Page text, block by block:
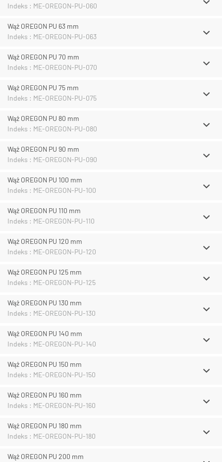
Indeks : ME-OREGON-PU-060
Wąż OREGON PU 63 mm
Indeks : ME-OREGON-PU-063
Wąż OREGON PU 70 mm
Indeks : ME-OREGON-PU-070
Wąż OREGON PU 75 mm
Indeks : ME-OREGON-PU-075
Wąż OREGON PU 80 mm
Indeks : ME-OREGON-PU-080
Wąż OREGON PU 90 mm
Indeks : ME-OREGON-PU-090
Wąż OREGON PU 100 mm
Indeks : ME-OREGON-PU-100
Wąż OREGON PU 110 mm
Indeks : ME-OREGON-PU-110
Wąż OREGON PU 120 mm
Indeks : ME-OREGON-PU-120
Wąż OREGON PU 125 mm
Indeks : ME-OREGON-PU-125
Wąż OREGON PU 130 mm
Indeks : ME-OREGON-PU-130
Wąż OREGON PU 140 mm
Indeks : ME-OREGON-PU-140
Wąż OREGON PU 150 mm
Indeks : ME-OREGON-PU-150
Wąż OREGON PU 160 mm
Indeks : ME-OREGON-PU-160
Wąż OREGON PU 180 mm
Indeks : ME-OREGON-PU-180
Wąż OREGON PU 200 mm